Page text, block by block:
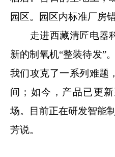
园区。园区内标准厂房
走进西藏清匠电器
新的制氧机“整装待发”
我们攻克了一系列难题
间；如今，产品已更
场。目前正在研发智能
芳说。